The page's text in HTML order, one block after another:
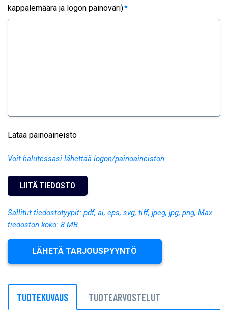
kappalemäärä ja logon painoväri)*
Lataa painoaineisto
Voit halutessasi lähettää logon/painoaineiston.
Sallitut tiedostotyypit: pdf, ai, eps, svg, tiff, jpeg, jpg, png, Max.
tiedoston koko: 8 MB.
LÄHETÄ TARJOUSPYYNTÖ
TUOTEKUVAUS TUOTEARVOSTELUT